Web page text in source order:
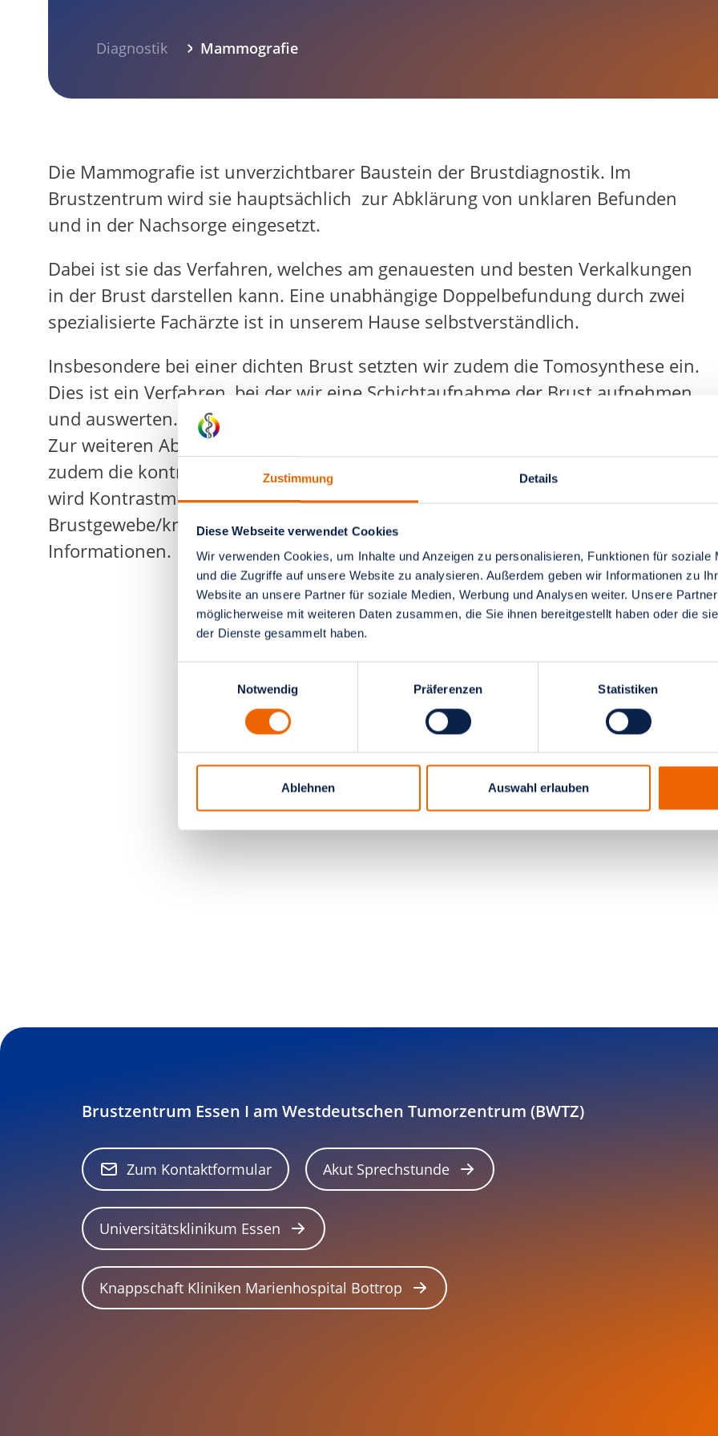
Zustimmung Details
Diese Webseite verwendet Cookies
Wir verwenden Cookies, um Inhalte und Anzeigen zu personalisieren, Funktionen für soziale
und die Zugriffe auf unsere Website zu analysieren. Außerdem geben wir Informationen zu
Website an unsere Partner für soziale Medien, Werbung und Analysen weiter. Unsere
möglicherweise mit weiteren Daten zusammen, die Sie ihnen bereitgestellt haben oder die
der Dienste gesammelt haben.
Notwendig
Präferenzen Statistiken
Ablehnen Auswahl erlauben
Einstieg
Kliniken
Tumorkonferenz
Westdeutsches Tumorzentrum
Einstieg
Innere Klinik (Tumorforschung)
Fachabteilungen
Einstieg
Internistische Onkologie
Institut für Pathologie
Institut für Radiologie
Klinik für Strahlentherapie
Klinik für Nuklearmedizin
Forschung
Qualitätsmanagement
Mediathek
SPRECHSTUNDEN
Diagnostik Mammografie
Die Mammografie ist unverzichtbarer Baustein der Brustdiagnostik. Im
Brustzentrum wird sie hauptsächlich zur Abklärung von unklaren Befunden
und in der Nachsorge eingesetzt.
Dabei ist sie das Verfahren, welches am genauesten und besten Verkalkungen
in der Brust darstellen kann. Eine unabhängige Doppelbefundung durch zwei
spezialisierte Fachärzte ist in unserem Hause selbstverständlich.
Insbesondere bei einer dichten Brust setzten wir zudem die Tomosynthese ein.
Dies ist ein Verfahren, bei der wir eine Schichtaufnahme der Brust aufnehmen
und auswerten.
Zur weiteren Abklärung von unklaren mammografischen Befunden steht uns
zudem die kontrastmittelgestützte Mammografie (CESM) zur Verfügung. Dabei
wird Kontrastmittel gespritzt, wir können die Durchblutung von
Brustgewebe/knoten darstellen und erhalten dadurch zusätzliche
Informationen.
Brustzentrum Essen I am Westdeutschen Tumorzentrum (BWTZ)
Zum Kontaktformular Akut Sprechstunde
Universitätsklinikum Essen
Knappschaft Kliniken Marienhospital Bottrop